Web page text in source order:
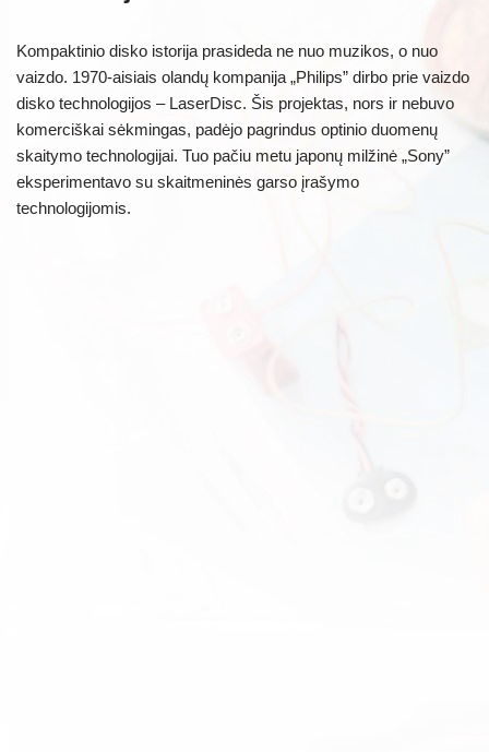
Kompaktinio disko istorija prasideda ne nuo muzikos, o nuo
vaizdo. 1970-aisiais olandų kompanija „Philips” dirbo prie vaizdo
disko technologijos – LaserDisc. Šis projektas, nors ir nebuvo
komerciškai sėkmingas, padėjo pagrindus optinio duomenų
skaitymo technologijai. Tuo pačiu metu japonų milžinė „Sony”
eksperimentavo su skaitmeninės garso įrašymo
technologijomis.